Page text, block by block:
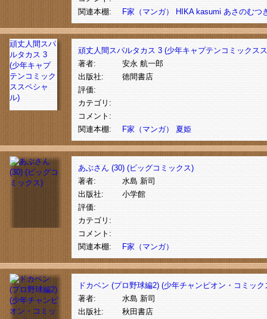
関連本棚:
F家（マンガ） HIKA kasumi あさのむつ
頑丈人間スパ
ルタカス 3
(少年キャプ
テンコミック
ススペシャ
ル)
頑丈人間スパルタカス 3 (少年キャプテンコミックス
著者:
安永 航一郎
出版社:
徳間書店
評価:
カテゴリ:
コメント:
関連本棚:
F家（マンガ） 夏姫
あぶさん (30) (ビッグコミックス)
著者:
水島 新司
出版社:
小学館
評価:
カテゴリ:
コメント:
関連本棚:
F家（マンガ）
ドカベン (プロ野球編2) (少年チャンピオン・コミック
著者:
水島 新司
出版社:
秋田書店